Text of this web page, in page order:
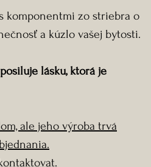
komponentmi zo striebra o
a kúzlo vašej bytosti.
lásku, ktorá je
ale jeho výroba trvá